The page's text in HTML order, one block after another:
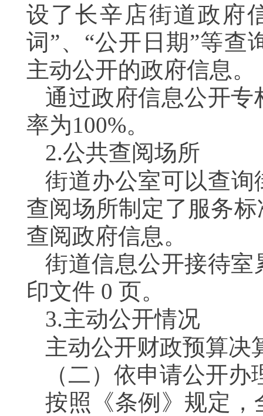
设了长辛店街道政府
词”、“公开日期”等查
主动公开的政府信息。
通过政府信息公开
率为100%。
2.公共查阅场所
街道办公室可以查
查阅场所制定了服务
查阅政府信息。
街道信息公开接待
印文件 0 页。
3.主动公开情况
主动公开财政预算决
（二）依申请公开办
按照《条例》规定